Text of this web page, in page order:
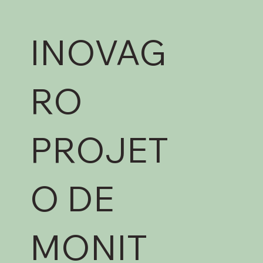
INOVAG
RO
PROJET
O DE
MONIT